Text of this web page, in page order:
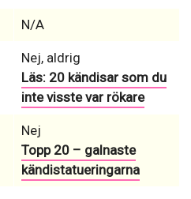
N/A
Nej, aldrig
Läs: 20 kändisar som du
inte visste var rökare
Nej
Topp 20 – galnaste
kändistatueringarna